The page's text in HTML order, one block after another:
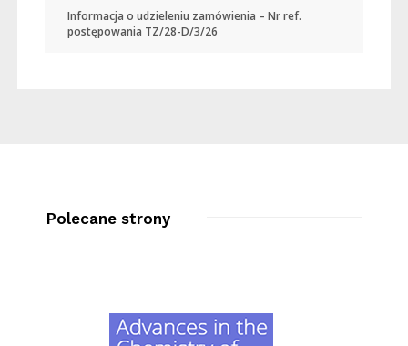
Informacja o udzieleniu zamówienia – Nr ref.
postępowania TZ/28-D/3/26
Polecane strony